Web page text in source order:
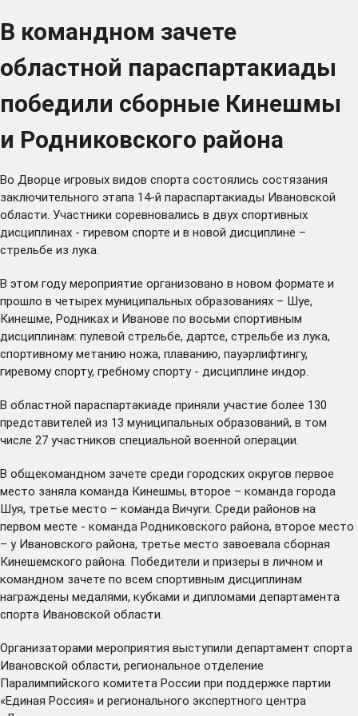
В командном зачете
областной параспартакиады
победили сборные Кинешмы
и Родниковского района
Во Дворце игровых видов спорта состоялись состязания
заключительного этапа 14-й параспартакиады Ивановской
области. Участники соревновались в двух спортивных
дисциплинах - гиревом спорте и в новой дисциплине –
стрельбе из лука.
В этом году мероприятие организовано в новом формате и
прошло в четырех муниципальных образованиях – Шуе,
Кинешме, Родниках и Иванове по восьми спортивным
дисциплинам: пулевой стрельбе, дартсе, стрельбе из лука,
спортивному метанию ножа, плаванию, пауэрлифтингу,
гиревому спорту, гребному спорту - дисциплине индор.
В областной параспартакиаде приняли участие более 130
представителей из 13 муниципальных образований, в том
числе 27 участников специальной военной операции.
В общекомандном зачете среди городских округов первое
место заняла команда Кинешмы, второе – команда города
Шуя, третье место – команда Вичуги. Среди районов на
первом месте - команда Родниковского района, второе место
– у Ивановского района, третье место завоевала сборная
Кинешемского района. Победители и призеры в личном и
командном зачете по всем спортивным дисциплинам
награждены медалями, кубками и дипломами департамента
спорта Ивановской области.
Организаторами мероприятия выступили департамент спорта
Ивановской области, региональное отделение
Паралимпийского комитета России при поддержке партии
«Единая Россия» и регионального экспертного центра